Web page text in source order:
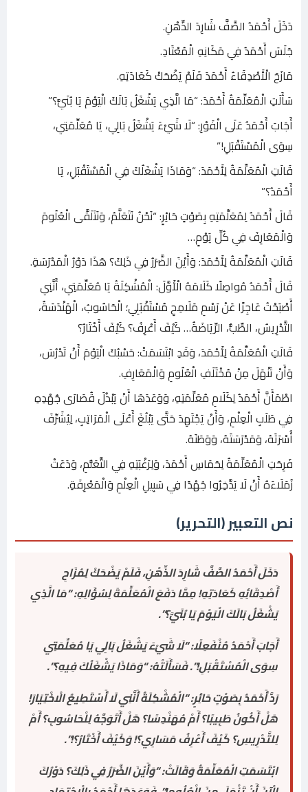
دَخَلَ أَحْمَدُ الصَّفَّ شَارِدَ الذِّهْنِ.
جَلَسَ أَحْمَدُ فِي مَكَانِهِ الْمُعْتَادِ.
مَازَحَ الْأَصْدِقَاءُ أَحْمَدَ فَلَمْ يَضْحَكْ كَعَادَتِهِ.
سَأَلَتِ الْمُعَلِّمَةُ أَحْمَدَ: “مَا الَّذِي يَشْغَلُ بَالَكَ الْيَوْمَ يَا بُنَيَّ؟”
أَجَابَ أَحْمَدُ عَلَى الْفَوْرِ: “لَا شَيْءَ يَشْغَلُ بَالِي، يَا مُعَلِّمَتِي،
سِوَى الْمُسْتَقْبَلِ!”
قَالَتِ الْمُعَلِّمَةُ لِأَحْمَدَ: “وَمَاذَا يَشْغَلُكَ فِي الْمُسْتَقْبَلِ، يَا
أَحْمَدُ؟”
قَالَ أَحْمَدُ لِمُعَلِّمَتِهِ بِصَوْتٍ حَائِرٍ: “نَحْنُ نَتَعَلَّمُ، وَنَتَلَقَّى الْعُلُومَ
وَالْمَعَارِفَ فِي كُلِّ يَوْمٍ…
قَالَتِ الْمُعَلِّمَةُ لِأَحْمَدَ: وَأَيْنَ الضَّرَرُ فِي ذَلِكَ؟ هَذَا دَوْرُ الْمَدْرَسَةِ.
قَالَ أَحْمَدُ مُواصِلًا كَلَامَهُ الْأَوَّلَ: الْمُشْكِلَةُ يَا مُعَلِّمَتِي، أَنَّنِي
أَصْبَحْتُ عَاجِزًا عَنْ رَسْمِ مَلَامِحِ مُسْتَقْبَلِي؛ الْحَاسُوبُ، الْهَنْدَسَةُ،
التَّدْرِيسُ، الطِّبُّ، الرِّيَاضَةُ… كَيْفَ أَعْرِفُ؟ كَيْفَ أَخْتَارُ؟
قَالَتِ الْمُعَلِّمَةُ لِأَحْمَدَ، وَقَدِ ابْتَسَمَتْ: حَسْبُكَ الْيَوْمَ أَنْ تَدْرُسَ،
وَأَنْ تَنْهَلَ مِنْ مُخْتَلَفِ الْعُلُومِ وَالْمَعَارِفِ.
اطْمَأَنَّ أَحْمَدُ لِكَلَامِ مُعَلِّمَتِهِ، وَوَعَدَهَا أَنْ يَبْذُلَ قُصَارَى جُهْدِهِ
فِي طَلَبِ الْعِلْمِ، وَأَنْ يَجْتَهِدَ حَتَّى يَبْلُغَ أَعْلَى الْمَرَاتِبِ، لِيُشَرِّفَ
أُسْرَتَهُ، وَمَدْرَسَتَهُ، وَوَطَنَهُ.
فَرِحَتِ الْمُعَلِّمَةُ لِحَمَاسِ أَحْمَدَ، وَلِرَغْبَتِهِ فِي التَّعَلُّمِ، وَدَعَتْ
زُمَلَاءَهُ أَنْ لَا يَدَّخِرُوا جُهْدًا فِي سَبِيلِ الْعِلْمِ وَالْمَعْرِفَةِ.
نص التعبير (التحرير)
دَخَلَ أَحْمَدُ الصَّفَّ شَارِدَ الذِّهْنِ، فَلَمْ يَضْحَكْ لِمُزَاحِ
أَصْدِقَائِهِ كَعَادَتِهِ! مِمَّا دَفَعَ الْمُعَلِّمَةَ لِسُؤَالِهِ: “مَا الَّذِي
يَشْغَلُ بَالَكَ الْيَوْمَ يَا بُنَيَّ؟”.
أَجَابَ أَحْمَدُ مُنْفَعِلًا: “لَا شَيْءَ يَشْغَلُ بَالِي يَا مُعَلِّمَتِي
سِوَى الْمُسْتَقْبَلِ!”. فَسَأَلَتْهُ: “وَمَاذَا يَشْغَلُكَ فِيهِ؟”.
رَدَّ أَحْمَدُ بِصَوْتٍ حَائِرٍ: “الْمُشْكِلَةُ أَنَّنِي لَا أَسْتَطِيعُ الْاخْتِيَارَ!
هَلْ أَكُونُ طَبِيبًا؟ أَمْ مُهَنْدِسًا؟ هَلْ أَتَوَجَّهُ لِلْحَاسُوبِ؟ أَمْ
لِلتَّدْرِيسِ؟ كَيْفَ أَعْرِفُ مَسَارِي؟! وَكَيْفَ أَخْتَارُ؟!”.
ابْتَسَمَتِ الْمُعَلِّمَةُ وَقَالَتْ: “وَأَيْنَ الضَّرَرُ فِي ذَلِكَ؟ دَوْرُكَ